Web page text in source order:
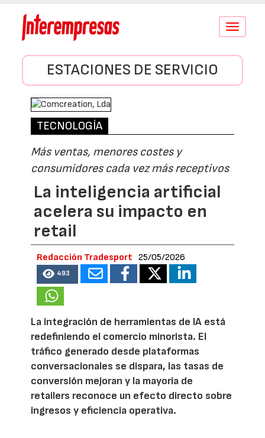
Conmutar
ESTACIONES DE SERVICIO
TECNOLOGÍA
Más ventas, menores costes y
consumidores cada vez más receptivos
La inteligencia artificial
acelera su impacto en
retail
Redacción Tradesport 25/05/2026
493
La integración de herramientas de IA está
redefiniendo el comercio minorista. El
tráfico generado desde plataformas
conversacionales se dispara, las tasas de
conversión mejoran y la mayoría de
retailers reconoce un efecto directo sobre
ingresos y eficiencia operativa.